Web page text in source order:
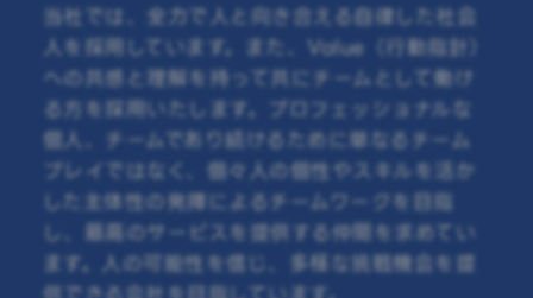
当社では、全力で人と向き合える自律した社会
人を採用しています。また、Value（行動指針）
への共感と理解を持って共にチームとして働け
る方を採用いたします。プロフェッショナルな
個人、チームであり続けるために単なるチーム
プレイではなく、個々人の個性やスキルを活か
した主体性の発揮によるチームワークを目指
し、最高のサービスを提供する仲間を求めてい
ます。人の可能性を信じ、多様な挑戦機会を提